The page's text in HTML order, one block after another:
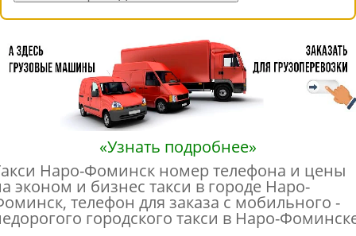
«Узнать подробнее»
Наро-Фоминск номер телефона и цены
эконом и бизнес такси в городе Наро-
телефон для заказа с мобильного -
городского такси в Наро-